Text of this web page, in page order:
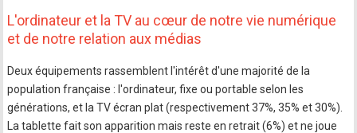
L'ordinateur et la TV au cœur de notre vie numérique
et de notre relation aux médias
Deux équipements rassemblent l'intérêt d'une majorité de la
population française : l'ordinateur, fixe ou portable selon les
générations, et la TV écran plat (respectivement 37%, 35% et 30%).
La tablette fait son apparition mais reste en retrait (6%) et ne joue